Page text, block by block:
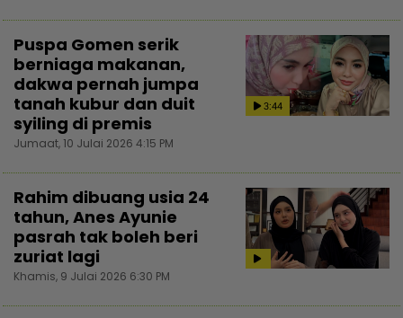
3:44
Puspa Gomen serik
berniaga makanan,
dakwa pernah jumpa
tanah kubur dan duit
syiling di premis
Jumaat, 10 Julai 2026 4:15 PM
Rahim dibuang usia 24
tahun, Anes Ayunie
pasrah tak boleh beri
zuriat lagi
Khamis, 9 Julai 2026 6:30 PM